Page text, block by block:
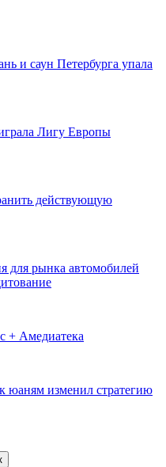
и саун Петербурга упала
Лигу Европы
действующую
для рынка автомобилей
+ Амедиатека
юаням изменил стратегию